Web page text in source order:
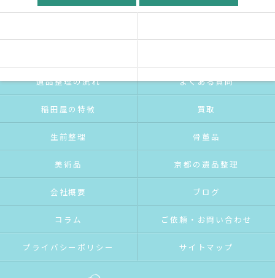
遺品整理の流れ よくある質問
稲田屋の特徴 買取
生前整理 骨董品
美術品 京都の遺品整理
会社概要 ブログ
コラム ご依頼・お問い合わせ
プライバシーポリシー サイトマップ